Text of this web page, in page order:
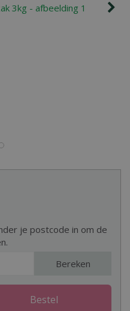
je postcode in om de
Bereken